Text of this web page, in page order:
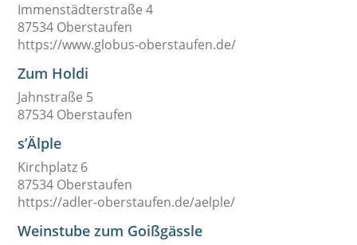
Immenstädterstraße 4
87534 Oberstaufen
https://www.globus-oberstaufen.de/
Zum Holdi
Jahnstraße 5
87534 Oberstaufen
s’Älple
Kirchplatz 6
87534 Oberstaufen
https://adler-oberstaufen.de/aelple/
Weinstube zum Goißgässle